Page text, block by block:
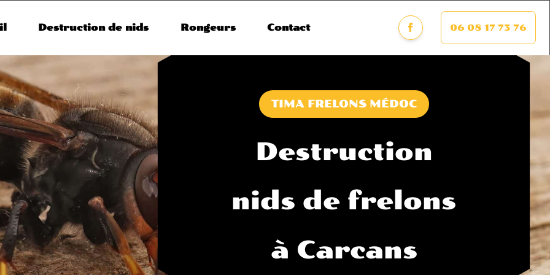
Destruction de nids Rongeurs Contact 06 08 17 73 76
TIMA FRELONS MÉDOC
Destruction
nids de frelons
à Carcans